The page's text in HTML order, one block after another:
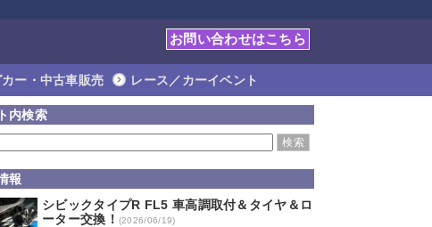
お問い合わせはこちら
ー・中古車販売 レース／カーイベント
内検索
報
シビックタイプR FL5 車高調取付＆タイヤ＆ロ
ーター交換！ (2026/06/19)